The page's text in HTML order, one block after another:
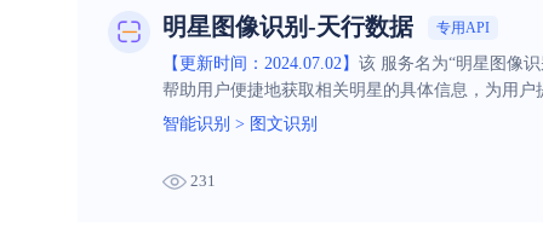
明星图像识别-天行数据 专用API
【更新时间：2024.07.02】 该 服务名为“明星图像
帮助用户便捷地获取相关明星的具体信息，为用
智能识别 > 图文识别
231